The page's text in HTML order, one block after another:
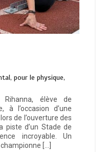
pour le physique,
Rihanna, élève de
l’occasion d’une
de l’ouverture des
piste d’un Stade de
incroyable. Un
[…]